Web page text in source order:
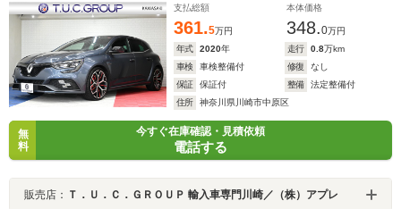
支払総額
361.5万円
本体価格
348.0万円
年式
2020年 走行 0.8万km
車検
車検整備付 修復
なし
保証
保証付 整備
法定整備付
住所
神奈川県川崎市中原区
無
料
今すぐ在庫確認・見積依頼
電話する
販売店： Ｔ．Ｕ．Ｃ．ＧＲＯＵＰ 輸入車専門川崎／（株）アプレ